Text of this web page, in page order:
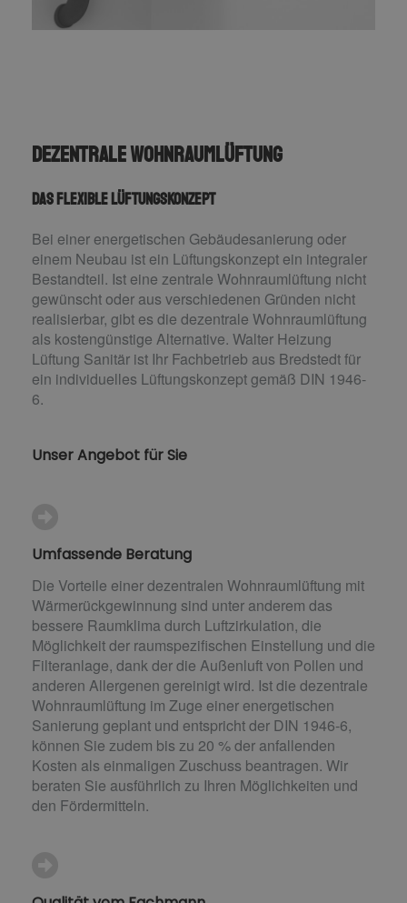
Dezentrale Wohnraumlüftung
Das flexible Lüftungskonzept
Bei einer energetischen Gebäudesanierung oder
einem Neubau ist ein Lüftungskonzept ein integraler
Bestandteil. Ist eine zentrale Wohnraumlüftung nicht
gewünscht oder aus verschiedenen Gründen nicht
realisierbar, gibt es die dezentrale Wohnraumlüftung
als kostengünstige Alternative. Walter Heizung
Lüftung Sanitär ist Ihr Fachbetrieb aus Bredstedt für
ein individuelles Lüftungskonzept gemäß DIN 1946-
6.
Unser Angebot für Sie
Umfassende Beratung
Die Vorteile einer dezentralen Wohnraumlüftung mit
Wärmerückgewinnung sind unter anderem das
bessere Raumklima durch Luftzirkulation, die
Möglichkeit der raumspezifischen Einstellung und die
Filteranlage, dank der die Außenluft von Pollen und
anderen Allergenen gereinigt wird. Ist die dezentrale
Wohnraumlüftung im Zuge einer energetischen
Sanierung geplant und entspricht der DIN 1946-6,
können Sie zudem bis zu 20 % der anfallenden
Kosten als einmaligen Zuschuss beantragen. Wir
beraten Sie ausführlich zu Ihren Möglichkeiten und
den Fördermitteln.